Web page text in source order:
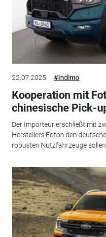
22.07.2025 #Indimo
Kooperation mit
chinesische Pick-
Der Importeur erschließt mit
Herstellers Foton den
robusten Nutzfahrzeuge